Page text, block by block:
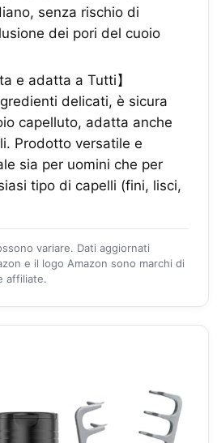
senza rischio di
dei pori del cuoio
e adatta a Tutti】
delicati, è sicura
capelluto, adatta anche
Prodotto versatile e
sia per uomini che per
tipo di capelli (fini, lisci,
variare. Dati aggiornati
e il logo Amazon sono marchi di
affiliate.